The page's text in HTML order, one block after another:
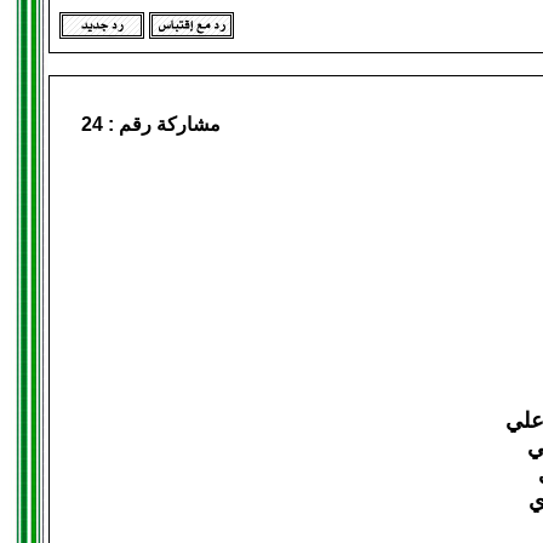
مشاركة رقم : 24